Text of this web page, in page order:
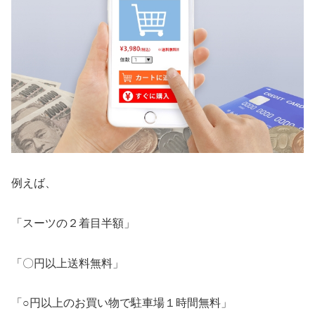
例えば、
「スーツの２着目半額」
「〇円以上送料無料」
「○円以上のお買い物で駐車場１時間無料」